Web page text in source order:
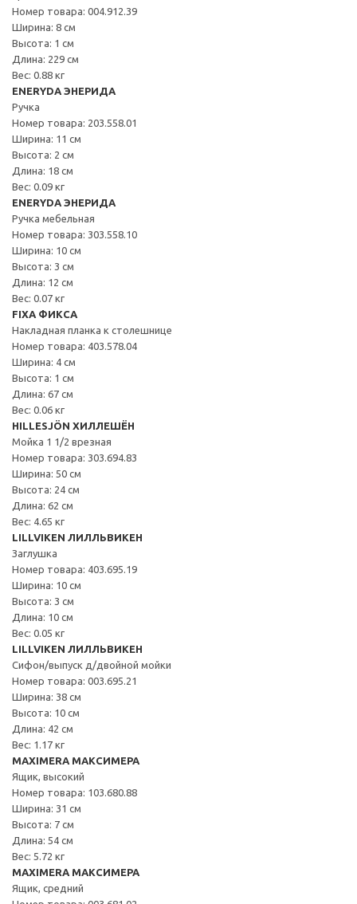
Номер товара: 004.912.39
Ширина: 8 см
Высота: 1 см
Длина: 229 см
Вес: 0.88 кг
ENERYDA ЭНЕРИДА
Ручка
Номер товара: 203.558.01
Ширина: 11 см
Высота: 2 см
Длина: 18 см
Вес: 0.09 кг
ENERYDA ЭНЕРИДА
Ручка мебельная
Номер товара: 303.558.10
Ширина: 10 см
Высота: 3 см
Длина: 12 см
Вес: 0.07 кг
FIXA ФИКСА
Накладная планка к столешнице
Номер товара: 403.578.04
Ширина: 4 см
Высота: 1 см
Длина: 67 см
Вес: 0.06 кг
HILLESJÖN ХИЛЛЕШЁН
Мойка 1 1/2 врезная
Номер товара: 303.694.83
Ширина: 50 см
Высота: 24 см
Длина: 62 см
Вес: 4.65 кг
LILLVIKEN ЛИЛЛЬВИКЕН
Заглушка
Номер товара: 403.695.19
Ширина: 10 см
Высота: 3 см
Длина: 10 см
Вес: 0.05 кг
LILLVIKEN ЛИЛЛЬВИКЕН
Сифон/выпуск д/двойной мойки
Номер товара: 003.695.21
Ширина: 38 см
Высота: 10 см
Длина: 42 см
Вес: 1.17 кг
MAXIMERA МАКСИМЕРА
Ящик, высокий
Номер товара: 103.680.88
Ширина: 31 см
Высота: 7 см
Длина: 54 см
Вес: 5.72 кг
MAXIMERA МАКСИМЕРА
Ящик, средний